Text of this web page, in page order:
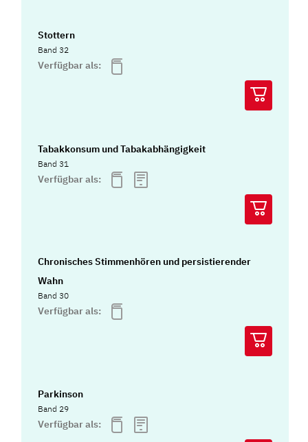
Stottern
Band 32
Verfügbar als:
Tabakkonsum und Tabakabhängigkeit
Band 31
Verfügbar als:
Chronisches Stimmenhören und persistierender
Wahn
Band 30
Verfügbar als:
Parkinson
Band 29
Verfügbar als: